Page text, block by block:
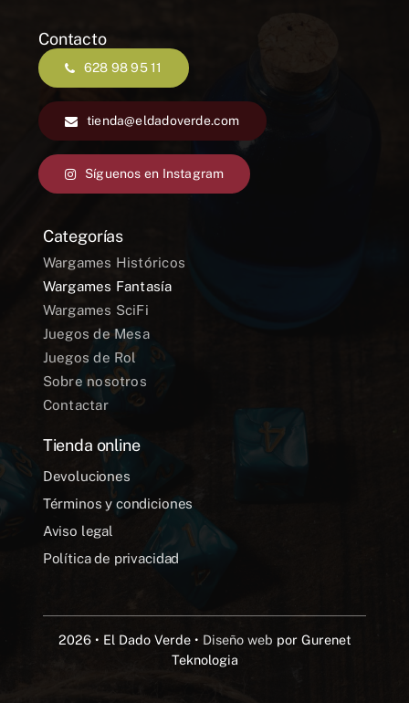
Contacto
628 98 95 11
tienda@eldadoverde.com
Síguenos en Instagram
Categorías
Wargames Históricos
Wargames Fantasía
Wargames SciFi
Juegos de Mesa
Juegos de Rol
Sobre nosotros
Contactar
Tienda online
Devoluciones
Términos y condiciones
Aviso legal
Política de privacidad
2026 • El Dado Verde • Diseño web por Gurenet
Teknologia